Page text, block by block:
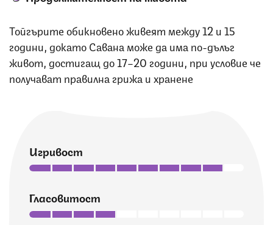
Тойгърите обикновено живеят между 12 и 15
години, докато Савана може да има по-дълъг
живот, достигащ до 17–20 години, при условие че
получават правилна грижа и хранене
Игривост
Гласовитост